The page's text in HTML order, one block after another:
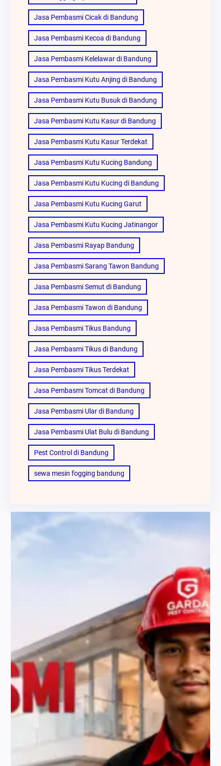
Jasa Pembasmi Cicak di Bandung
Jasa Pembasmi Kecoa di Bandung
Jasa Pembasmi Kelelawar di Bandung
Jasa Pembasmi Kutu Anjing di Bandung
Jasa Pembasmi Kutu Busuk di Bandung
Jasa Pembasmi Kutu Kasur di Bandung
Jasa Pembasmi Kutu Kasur Terdekat
Jasa Pembasmi Kutu Kucing Bandung
Jasa Pembasmi Kutu Kucing di Bandung
Jasa Pembasmi Kutu Kucing Garut
Jasa Pembasmi Kutu Kucing Jatinangor
Jasa Pembasmi Rayap Bandung
Jasa Pembasmi Sarang Tawon Bandung
Jasa Pembasmi Semut di Bandung
Jasa Pembasmi Tawon di Bandung
Jasa Pembasmi Tikus Bandung
Jasa Pembasmi Tikus di Bandung
Jasa Pembasmi Tikus Terdekat
Jasa Pembasmi Tomcat di Bandung
Jasa Pembasmi Ular di Bandung
Jasa Pembasmi Ulat Bulu di Bandung
Pest Control di Bandung
sewa mesin fogging bandung